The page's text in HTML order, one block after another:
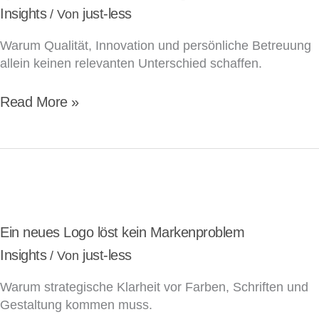
Insights/ Von just-less
Warum Qualität, Innovation und persönliche Betreuung
allein keinen relevanten Unterschied schaffen.
Read More »
Ein neues Logo löst kein Markenproblem
Insights/ Von just-less
Warum strategische Klarheit vor Farben, Schriften und
Gestaltung kommen muss.
Logo
löst
Markenproblem